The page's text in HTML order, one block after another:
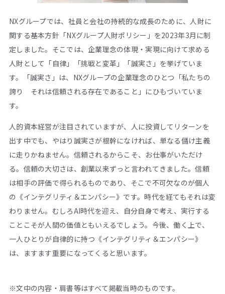
NXグループでは、社員と会社の持続的な成長のために、人財に
関する基本方針「NXグループ人財ポリシー」を2023年3月に制
定しました。そこでは、企業理念の体現・実現に向けて求める
人財として「自律」「挑戦と変革」「誠実さ」を挙げていま
す。「誠実さ」は、NXグループの企業理念のひとつ「私たちの
誇り それは信頼される存在であること」にひもづいていま
す。
人的資本経営が注目されていますが、人に投資してリターンを
出す中でも、やはり誠実さが根幹になければ、単なる儲け主義
に走りかねません。信頼されるからこそ、お仕事がいただけ
る。信頼の大切さは、創業以来ずっと言われてきました。信頼
は相手の評価で得られるものであり、そこで不可欠なのが個人
の《インテグリティ＆エンパシー》です。時代を経てもそれは変
わりません。むしろAI時代を迎え、自分自身で考え、実行する
ことこそが人間の価値ともいえるでしょう。今後、働く上で、
一人ひとりが自律的に持つ《インテグリティ＆エンパシー》
は、ますます重要になってくると思います。
※文中の内容・肩書等はすべて掲載当時のものです。